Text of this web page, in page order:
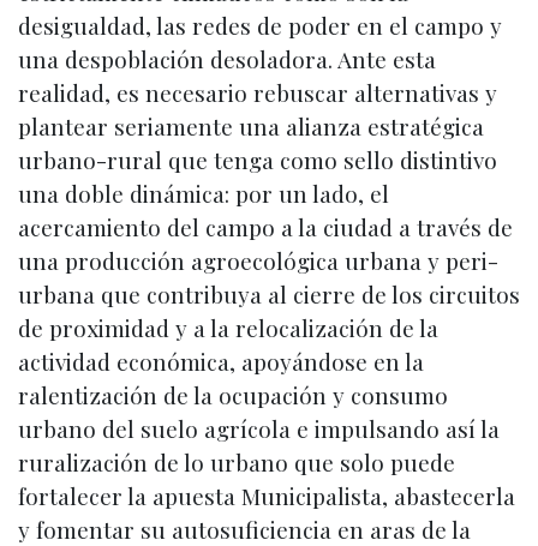
desigualdad, las redes de poder en el campo y
una despoblación desoladora. Ante esta
realidad, es necesario rebuscar alternativas y
plantear seriamente una alianza estratégica
urbano-rural que tenga como sello distintivo
una doble dinámica: por un lado, el
acercamiento del campo a la ciudad a través de
una producción agroecológica urbana y peri-
urbana que contribuya al cierre de los circuitos
de proximidad y a la relocalización de la
actividad económica, apoyándose en la
ralentización de la ocupación y consumo
urbano del suelo agrícola e impulsando así la
ruralización de lo urbano que solo puede
fortalecer la apuesta Municipalista, abastecerla
y fomentar su autosuficiencia en aras de la